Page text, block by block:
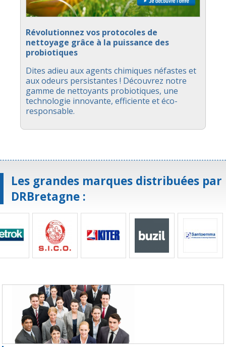
Révolutionnez vos protocoles de
nettoyage grâce à la puissance des
probiotiques
Dites adieu aux agents chimiques néfastes et
aux odeurs persistantes ! Découvrez notre
gamme de nettoyants probiotiques, une
technologie innovante, efficiente et éco-
responsable.
Les grandes marques distribuées par
DRBretagne :